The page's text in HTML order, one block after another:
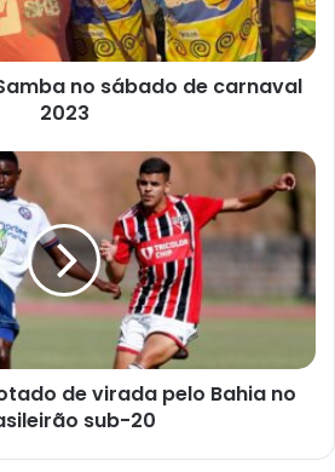
no sábado de carnaval
2023
de virada pelo Bahia no
sub-20